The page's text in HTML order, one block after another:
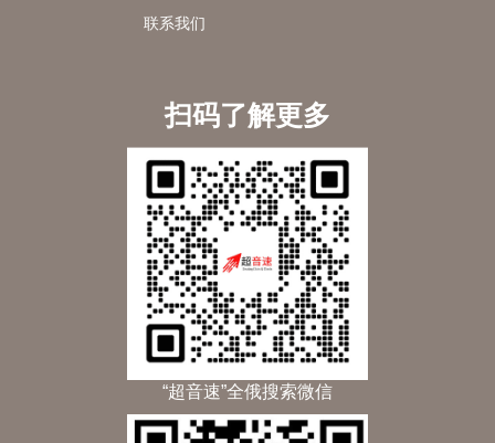
联系我们
扫码了解更多
“超音速”全俄搜索微信